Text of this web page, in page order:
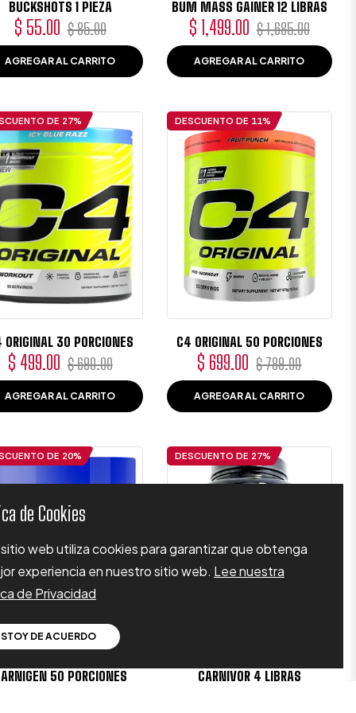
BUCKSHOTS 1 PIEZA
Precio
habitual
$ 55.00 $ 85.00Precio
de
oferta
AGREGAR AL CARRITO
BUM MASS GAINER 12 LIBRAS
Precio
habitual
$ 1,499.00 $ 1,685.00Precio
de
oferta
AGREGAR AL CARRITO
DE 27%
ORIGINAL 30 PORCIONES
Precio
habitual
$ 499.00 $ 690.00Precio
de
oferta
AGREGAR AL CARRITO
DESCUENTO DE 11%
C4 ORIGINAL 50 PORCIONES
Precio
habitual
$ 699.00 $ 789.00Precio
de
oferta
AGREGAR AL CARRITO
DE 20%
50 PORCIONES
DESCUENTO DE 27%
CARNIVOR 4 LIBRAS
de Cookies
web utiliza cookies para garantizar que obtenga
experiencia en nuestro sitio web. Lee nuestra
de Privacidad
DE ACUERDO